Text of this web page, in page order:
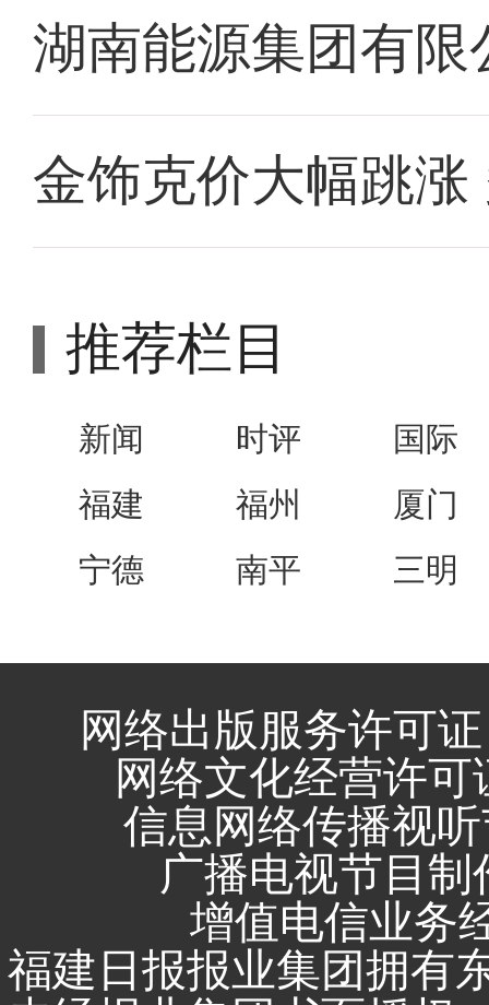
湖南能源集团有
金饰克价大幅跳
推荐栏目
新闻 时评
国际
福建
福州
厦门
宁德
南平 三明
网络出版服务许可
网络文化经营许可
信息网络传播视
广播电视节目
增值电信业务
福建日报报业集团拥有